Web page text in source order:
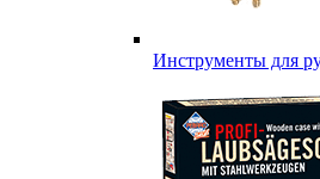
Инструменты для